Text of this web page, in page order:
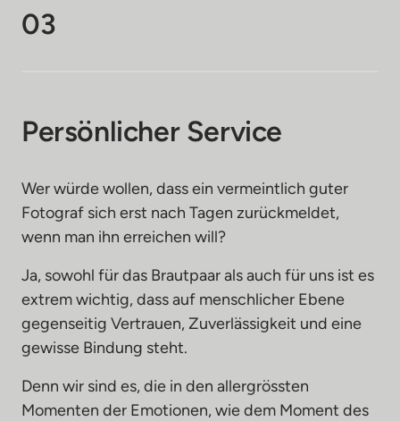
03
Persönlicher Service
Wer würde wollen, dass ein vermeintlich guter
Fotograf sich erst nach Tagen zurückmeldet,
wenn man ihn erreichen will?
Ja, sowohl für das Brautpaar als auch für uns ist es
extrem wichtig, dass auf menschlicher Ebene
gegenseitig Vertrauen, Zuverlässigkeit und eine
gewisse Bindung steht.
Denn wir sind es, die in den allergrössten
Momenten der Emotionen, wie dem Moment des